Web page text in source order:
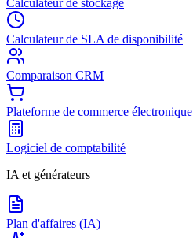
Calculateur de stockage
Calculateur de SLA de disponibilité
Comparaison CRM
Plateforme de commerce électronique
Logiciel de comptabilité
IA et générateurs
Plan d'affaires (IA)